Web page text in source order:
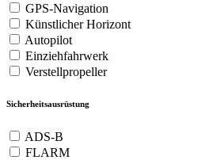
GPS-Navigation
Künstlicher Horizont
Autopilot
Einziehfahrwerk
Verstellpropeller
Sicherheitsausrüstung
ADS-B
FLARM